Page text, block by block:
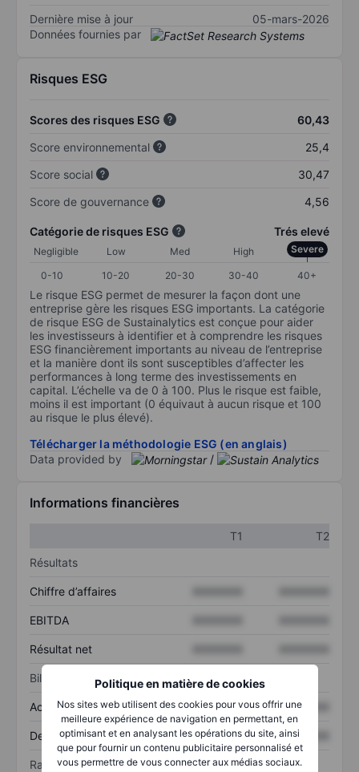
Politique en matière de cookies
Nos sites web utilisent des cookies pour vous offrir une
meilleure expérience de navigation en permettant, en
optimisant et en analysant les opérations du site, ainsi
que pour fournir un contenu publicitaire personnalisé et
vous permettre de vous connecter aux médias sociaux.
Dernière mise à jour
05-mars-2026
Données fournies par
Risques ESG
Scores des risques ESG
60,43
Score environnemental
25,4
Score social
30,47
Score de gouvernance
4,56
Catégorie de risques ESG Trés elevé
Negligible Low Med High Severe
0-10 10-20 20-30 30-40 40+
Le risque ESG permet de mesurer la façon dont une
entreprise gère les risques ESG importants. La catégorie
de risque ESG de Sustainalytics est conçue pour aider
les investisseurs à identifier et à comprendre les risques
ESG financièrement importants au niveau de l’entreprise
et la manière dont ils sont susceptibles d’affecter les
performances à long terme des investissements en
capital. L’échelle va de 0 à 100. Plus le risque est faible,
moins il est important (0 équivaut à aucun risque et 100
au risque le plus élevé).
Télécharger la méthodologie ESG (en anglais)
Data provided by
/
Informations financières
T1
T2
Résultats
Chiffre d’affaires
EBITDA
Résultat net
Bilan
Actif total XXXXXXX XXXXXXX
Dette totale XXXXXXX XXXXXXX
Ratios